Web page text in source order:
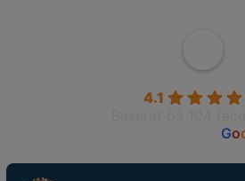
4.1
Go